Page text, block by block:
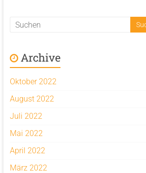
Archive
Oktober 2022
August 2022
Juli 2022
Mai 2022
April 2022
März 2022